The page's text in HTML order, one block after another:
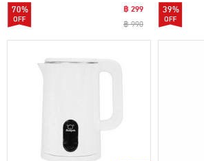
70%
฿ 299
฿ 990
39%